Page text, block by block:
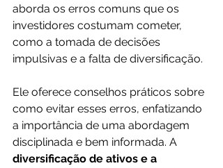
aborda os erros comuns que os
investidores costumam cometer,
como a tomada de decisões
impulsivas e a falta de diversificação.
Ele oferece conselhos práticos sobre
como evitar esses erros, enfatizando
a importância de uma abordagem
disciplinada e bem informada. A
diversificação de ativos e a